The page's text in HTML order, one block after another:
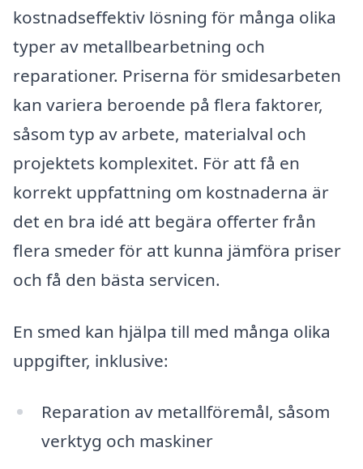
kostnadseffektiv lösning för många olika
typer av metallbearbetning och
reparationer. Priserna för smidesarbeten
kan variera beroende på flera faktorer,
såsom typ av arbete, materialval och
projektets komplexitet. För att få en
korrekt uppfattning om kostnaderna är
det en bra idé att begära offerter från
flera smeder för att kunna jämföra priser
och få den bästa servicen.
En smed kan hjälpa till med många olika
uppgifter, inklusive:
Reparation av metallföremål, såsom
verktyg och maskiner